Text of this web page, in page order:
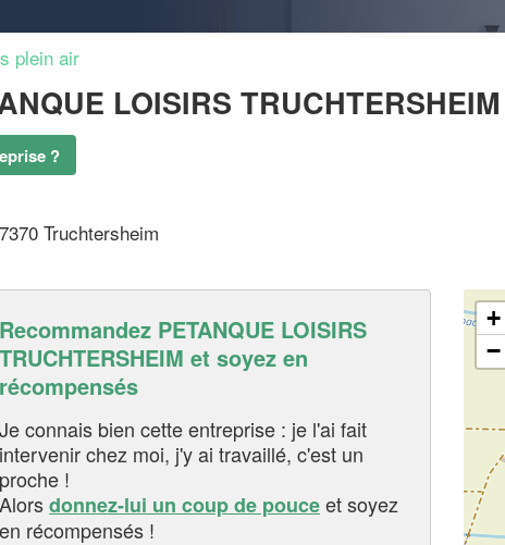
plein air
LOISIRS TRUCHTERSHEIM
?
Truchtersheim
Recommandez PETANQUE LOISIRS
TRUCHTERSHEIM et soyez en
récompensés
Je connais bien cette entreprise : je l'ai fait
intervenir chez moi, j'y ai travaillé, c'est un
proche !
Alorsdonnez-lui un coup de pouceet soyez
en récompensés !
+
−